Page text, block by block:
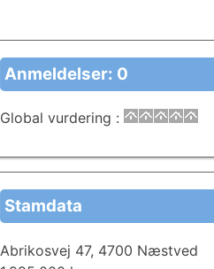
Anmeldelser: 0
Global vurdering :
Stamdata
Abrikosvej 47, 4700 Næstved